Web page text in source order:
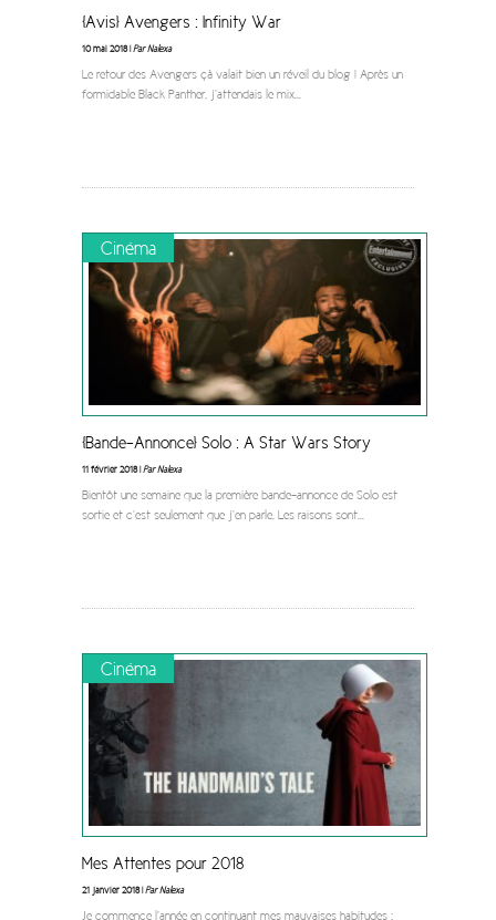
[Avis] Avengers : Infinity War
10 mai 2018 |Par Nalexa
Le retour des Avengers çà valait bien un réveil du blog ! Après un
formidable Black Panther, j’attendais le mix...
Cinéma
[Bande-Annonce] Solo : A Star Wars Story
11 février 2018 |Par Nalexa
Bientôt une semaine que la première bande-annonce de Solo est
sortie et c’est seulement que j’en parle. Les raisons sont...
Cinéma
Mes Attentes pour 2018
21 janvier 2018 |Par Nalexa
Je commence l’année en continuant mes mauvaises habitudes :